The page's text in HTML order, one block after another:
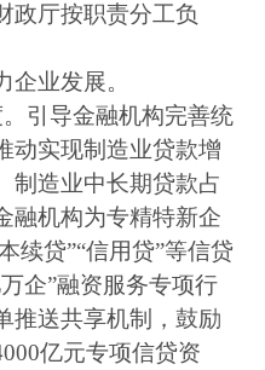
政厅按职责分工负
企业发展。
引导金融机构完善统
动实现制造业贷款增
制造业中长期贷款占
融机构为专精特新企
续贷”“信用贷”等信贷
企”融资服务专项行
推送共享机制，鼓励
亿元专项信贷资